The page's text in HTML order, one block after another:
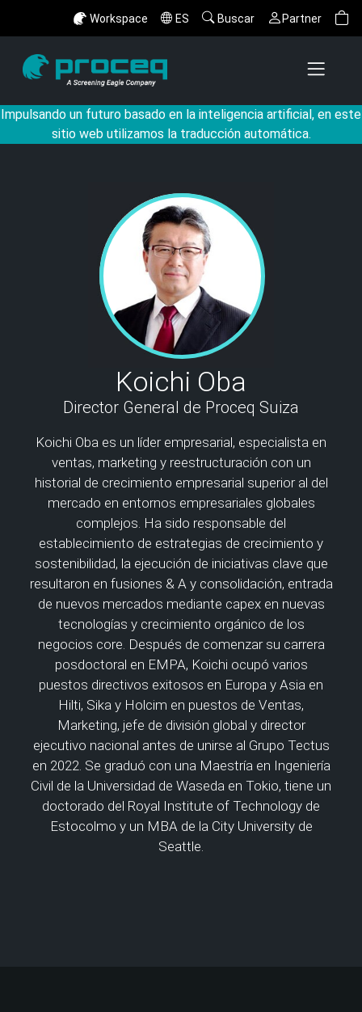
Workspace ES Buscar Partner
Impulsando un futuro basado en la inteligencia artificial, en este
sitio web utilizamos la traducción automática.
Koichi Oba
Director General de Proceq Suiza
Koichi Oba es un líder empresarial, especialista en
ventas, marketing y reestructuración con un
historial de crecimiento empresarial superior al del
mercado en entornos empresariales globales
complejos. Ha sido responsable del
establecimiento de estrategias de crecimiento y
sostenibilidad, la ejecución de iniciativas clave que
resultaron en fusiones & A y consolidación, entrada
de nuevos mercados mediante capex en nuevas
tecnologías y crecimiento orgánico de los
negocios core. Después de comenzar su carrera
posdoctoral en EMPA, Koichi ocupó varios
puestos directivos exitosos en Europa y Asia en
Hilti, Sika y Holcim en puestos de Ventas,
Marketing, jefe de división global y director
ejecutivo nacional antes de unirse al Grupo Tectus
en 2022. Se graduó con una Maestría en Ingeniería
Civil de la Universidad de Waseda en Tokio, tiene un
doctorado del Royal Institute of Technology de
Estocolmo y un MBA de la City University de
Seattle.